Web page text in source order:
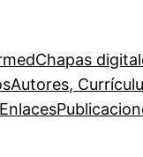
Chapas
Autores,
Enlaces